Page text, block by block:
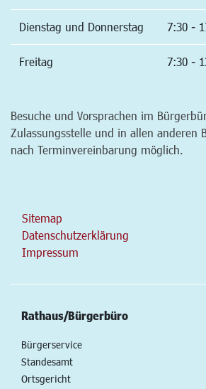
Dienstag und Donnerstag 7:30 -
Freitag 7:30 -
Besuche und Vorsprachen im
Zulassungsstelle und in allen anderen
nach Terminvereinbarung möglich.
Sitemap
Datenschutzerklärung
Impressum
Rathaus/Bürgerbüro
Bürgerservice
Standesamt
Ortsgericht